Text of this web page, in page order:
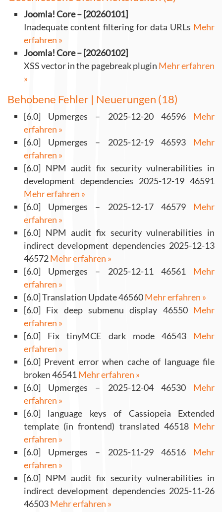
Joomla! Core – [20260101]
Inadequate content filtering for data URLs Mehr
erfahren »
Joomla! Core – [20260102]
XSS vector in the pagebreak plugin Mehr erfahren
»
Behobene Fehler | Neuerungen (18)
[6.0] Upmerges – 2025-12-20 46596 Mehr
erfahren »
[6.0] Upmerges – 2025-12-19 46593 Mehr
erfahren »
[6.0] NPM audit fix security vulnerabilities in
development dependencies 2025-12-19 46591
Mehr erfahren »
[6.0] Upmerges – 2025-12-17 46579 Mehr
erfahren »
[6.0] NPM audit fix security vulnerabilities in
indirect development dependencies 2025-12-13
46572Mehr erfahren »
[6.0] Upmerges – 2025-12-11 46561 Mehr
erfahren »
[6.0] Translation Update 46560Mehr erfahren »
[6.0] Fix deep submenu display 46550 Mehr
erfahren »
[6.0] Fix tinyMCE dark mode 46543 Mehr
erfahren »
[6.0] Prevent error when cache of language file
broken 46541 Mehr erfahren »
[6.0] Upmerges – 2025-12-04 46530 Mehr
erfahren »
[6.0] language keys of Cassiopeia Extended
template (in frontend) translated 46518 Mehr
erfahren »
[6.0] Upmerges – 2025-11-29 46516 Mehr
erfahren »
[6.0] NPM audit fix security vulnerabilities in
indirect development dependencies 2025-11-26
46503Mehr erfahren »